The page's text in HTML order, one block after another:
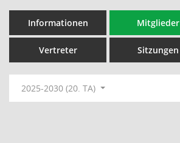
Informationen Mitglieder
Vertreter Sitzungen
2025-2030 (20. TA)